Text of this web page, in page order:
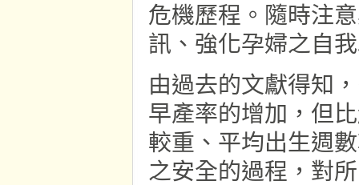
危機歷程。隨時注
訊、強化孕婦之自
由過去的文獻得知
早產率的增加，但
較重、平均出生週
之安全的過程，對